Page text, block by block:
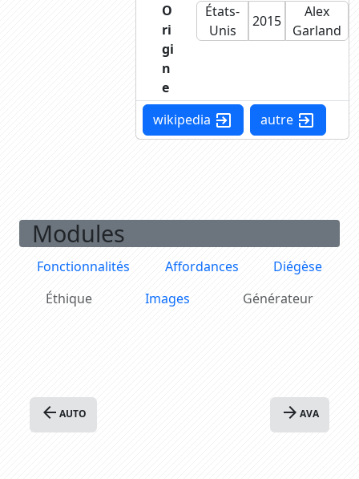
O
ri
gi
n
e
États-
Unis
2015
Alex
Garland
wikipedia exit_to_app autre exit_to_app
Modules
Fonctionnalités Affordances
Diégèse
Éthique
Images Générateur
arrow_back AUTO arrow_forward AVA